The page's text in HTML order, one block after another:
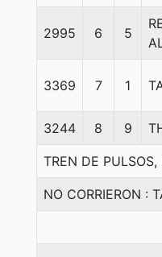
2995 6 5
3369 7 1
3244 8 9
TREN DE
NO CORRIERON :